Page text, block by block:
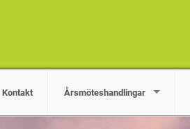
Kontakt Årsmöteshandlingar